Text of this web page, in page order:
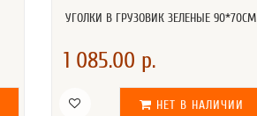
УГОЛКИ В ГРУЗОВИК ЗЕЛЕНЫЕ 90*70СМ
1 085.00 р.
НЕТ В НАЛИЧИИ